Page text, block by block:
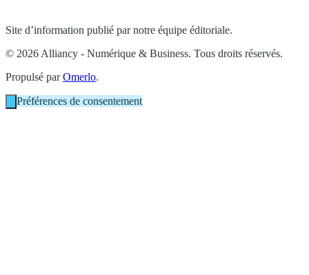
Site d’information publié par notre équipe éditoriale.
© 2026 Alliancy - Numérique & Business. Tous droits réservés.
Propulsé parOmerlo.
Préférences de consentement